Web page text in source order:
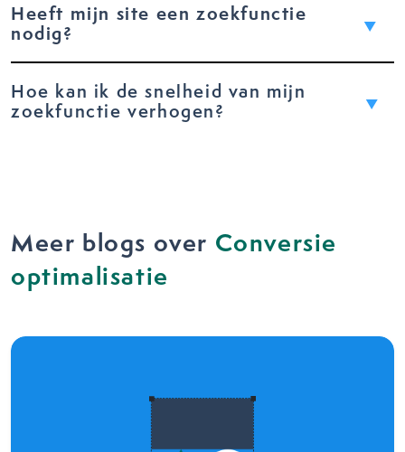
Heeft mijn site een zoekfunctie
nodig?
Hoe kan ik de snelheid van mijn
zoekfunctie verhogen?
Meer blogs over Conversie
optimalisatie